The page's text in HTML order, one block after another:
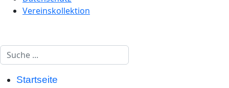
Vereinskollektion
Suchen
Startseite